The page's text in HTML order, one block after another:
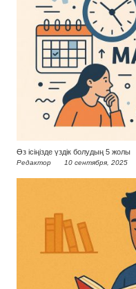
Өз ісіңізде үздік болудың 5 жолы
Редактор 10 сентября, 2025